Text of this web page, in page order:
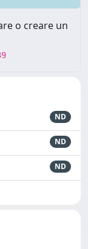
o creare un
ND
ND
ND